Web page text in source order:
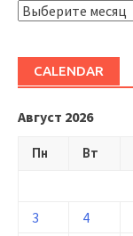
ARHIVĂ
CALENDAR
Август 2026
Пн Вт
3
4